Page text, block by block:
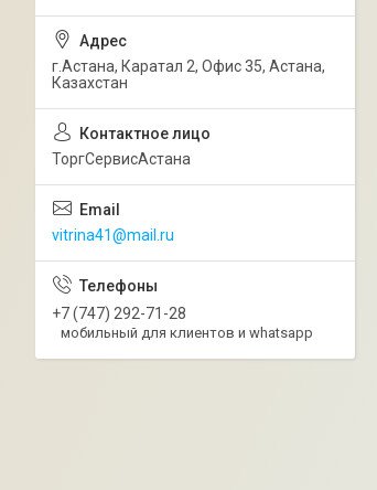
г.Астана, Каратал 2, Офис 35, Астана,
Казахстан
ТоргСервисАстана
vitrina41@mail.ru
+7 (747) 292-71-28
мобильный для клиентов и whatsapp